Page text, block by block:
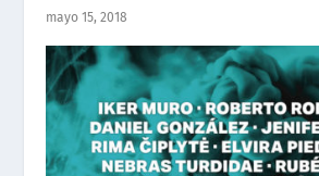
mayo 15, 2018